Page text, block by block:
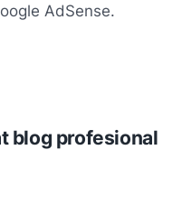
AdSense.
blog profesional